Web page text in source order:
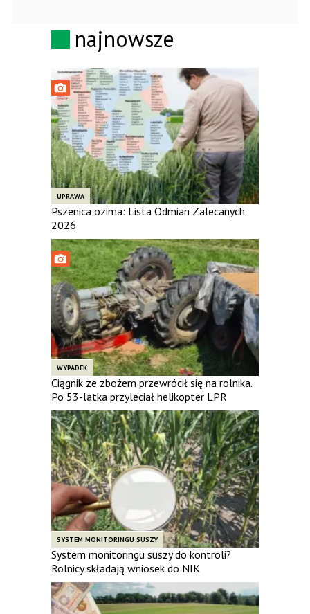
najnowsze
UPRAWA
Pszenica ozima: Lista Odmian Zalecanych
2026
WYPADEK
Ciągnik ze zbożem przewrócił się na rolnika.
Po 53-latka przyleciał helikopter LPR
SYSTEM MONITORINGU SUSZY
System monitoringu suszy do kontroli?
Rolnicy składają wniosek do NIK